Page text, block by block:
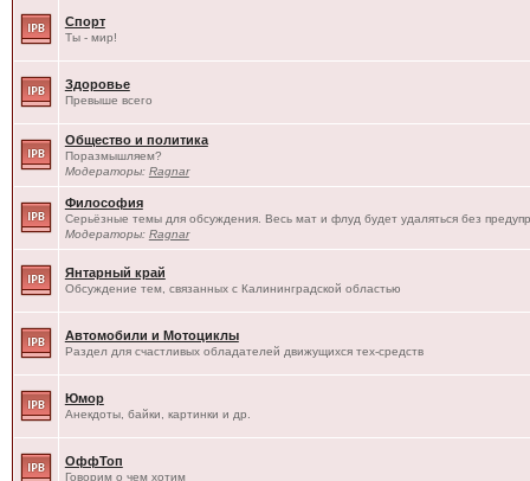
Спорт
Ты - мир!
Здоровье
Превыше всего
Общество и политика
Поразмышляем?
Модераторы: Ragnar
Философия
Серьёзные темы для обсуждения. Весь мат и флуд будет удаляться без
Модераторы: Ragnar
Янтарный край
Обсуждение тем, связанных с Калининградской областью
Автомобили и Мотоциклы
Раздел для счастливых обладателей движущихся тех-средств
Юмор
Анекдоты, байки, картинки и др.
ОффТоп
Говорим о чем хотим